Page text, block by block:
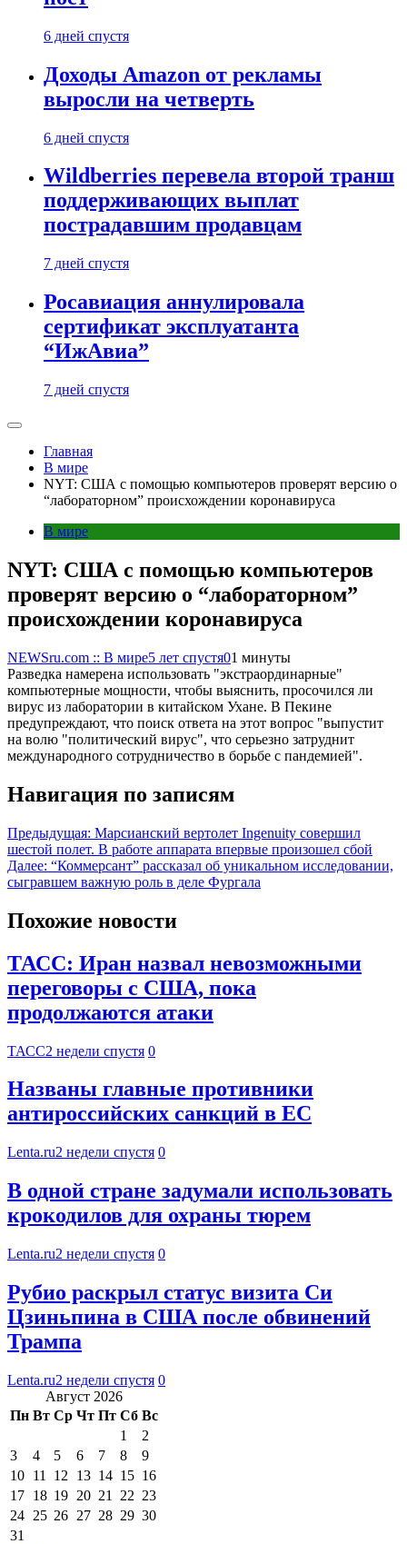
6 дней спустя
Доходы Amazon от рекламы
выросли на четверть
6 дней спустя
Wildberries перевела второй транш
поддерживающих выплат
пострадавшим продавцам
7 дней спустя
Росавиация аннулировала
сертификат эксплуатанта
“ИжАвиа”
7 дней спустя
Главная
В мире
NYT: США с помощью компьютеров проверят версию о
“лабораторном” происхождении коронавируса
В мире
NYT: США с помощью компьютеров
проверят версию о “лабораторном”
происхождении коронавируса
NEWSru.com :: В мире5 лет спустя01 минуты
Разведка намерена использовать "экстраординарные"
компьютерные мощности, чтобы выяснить, просочился ли
вирус из лаборатории в китайском Ухане. В Пекине
предупреждают, что поиск ответа на этот вопрос "выпустит
на волю "политический вирус", что серьезно затруднит
международного сотрудничество в борьбе с пандемией".
Навигация по записям
Предыдущая: Марсианский вертолет Ingenuity совершил
шестой полет. В работе аппарата впервые произошел сбой
Далее: “Коммерсант” рассказал об уникальном исследовании,
сыгравшем важную роль в деле Фургала
Похожие новости
ТАСС: Иран назвал невозможными
переговоры с США, пока
продолжаются атаки
ТАСС2 недели спустя 0
Названы главные противники
антироссийских санкций в ЕС
Lenta.ru2 недели спустя 0
В одной стране задумали использовать
крокодилов для охраны тюрем
Lenta.ru2 недели спустя 0
Рубио раскрыл статус визита Си
Цзиньпина в США после обвинений
Трампа
Lenta.ru2 недели спустя 0
Август 2026
Пн Вт Ср Чт Пт Сб Вс
1
2
3
4 5 6 7 8
9
10 11 12 13 14 15 16
17 18 19 20 21 22 23
24 25 26 27 28 29 30
31